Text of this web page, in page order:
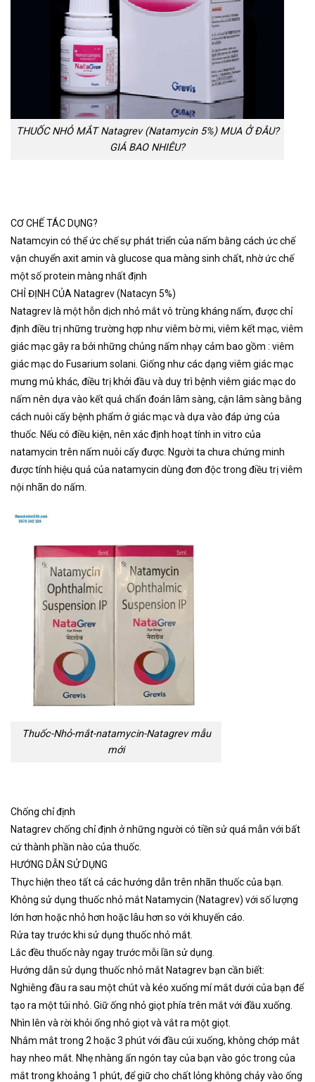
THUỐC NHỎ MẮT Natagrev (Natamycin 5%) MUA Ở ĐÂU?
GIÁ BAO NHIÊU?
CƠ CHẾ TÁC DỤNG?
Natamcyin có thể ức chế sự phát triển của nấm bằng cách ức chế
vận chuyển axit amin và glucose qua màng sinh chất, nhờ ức chế
một số protein màng nhất định
CHỈ ĐỊNH CỦA Natagrev (Natacyn 5%)
Natagrev là một hỗn dịch nhỏ mắt vô trùng kháng nấm, được chỉ
định điều trị những trường hợp như viêm bờ mi, viêm kết mạc, viêm
giác mạc gây ra bởi những chủng nấm nhạy cảm bao gồm : viêm
giác mạc do Fusarium solani. Giống như các dạng viêm giác mạc
mưng mủ khác, điều trị khởi đầu và duy trì bệnh viêm giác mạc do
nấm nên dựa vào kết quả chẩn đoán lâm sàng, cận lâm sàng bằng
cách nuôi cấy bệnh phẩm ở giác mạc và dựa vào đáp ứng của
thuốc. Nếu có điều kiện, nên xác định hoạt tính in vitro của
natamycin trên nấm nuôi cấy được. Người ta chưa chứng minh
được tính hiệu quả của natamycin dùng đơn độc trong điều trị viêm
nội nhãn do nấm.
Thuốc-Nhỏ-mắt-natamycin-Natagrev mẫu
mới
Chống chỉ định
Natagrev chống chỉ định ở những người có tiền sử quá mẫn với bất
cứ thành phần nào của thuốc.
HƯỚNG DẪN SỬ DỤNG
Thực hiện theo tất cả các hướng dẫn trên nhãn thuốc của bạn.
Không sử dụng thuốc nhỏ mắt Natamycin (Natagrev) với số lượng
lớn hơn hoặc nhỏ hơn hoặc lâu hơn so với khuyến cáo.
Rửa tay trước khi sử dụng thuốc nhỏ mắt.
Lắc đều thuốc này ngay trước mỗi lần sử dụng.
Hướng dẫn sử dụng thuốc nhỏ mắt Natagrev bạn cần biết:
Nghiêng đầu ra sau một chút và kéo xuống mí mắt dưới của bạn để
tạo ra một túi nhỏ. Giữ ống nhỏ giọt phía trên mắt với đầu xuống.
Nhìn lên và rời khỏi ống nhỏ giọt và vắt ra một giọt.
Nhắm mắt trong 2 hoặc 3 phút với đầu cúi xuống, không chớp mắt
hay nheo mắt. Nhẹ nhàng ấn ngón tay của bạn vào góc trong của
mắt trong khoảng 1 phút, để giữ cho chất lỏng không chảy vào ống